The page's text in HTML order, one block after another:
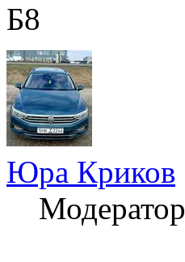
Б8
Юра Криков
Модератор